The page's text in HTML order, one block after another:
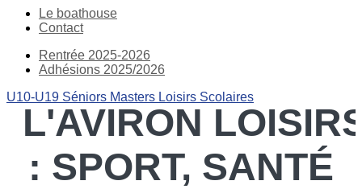
Le boathouse
Contact
Rentrée 2025-2026
Adhésions 2025/2026
U10-U19 Séniors Masters Loisirs Scolaires
L'AVIRON
: SPORT, SANTÉ